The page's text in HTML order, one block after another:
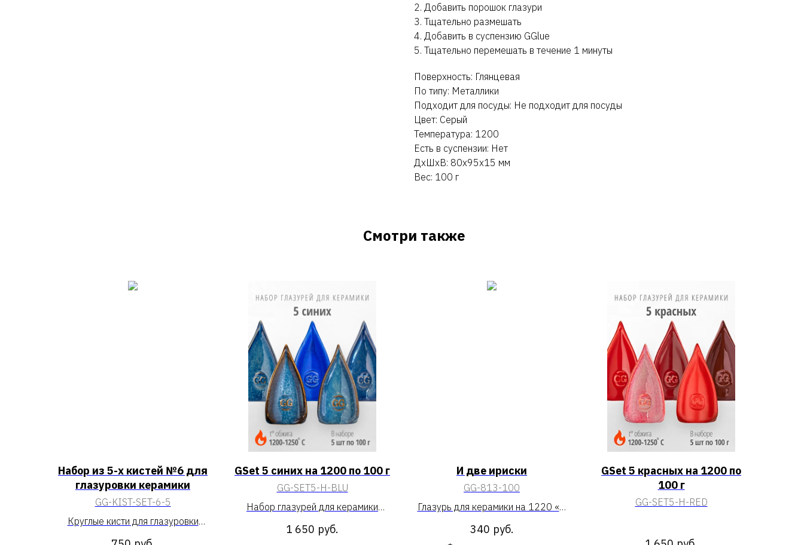
2. Добавить порошок глазури
3. Тщательно размешать
4. Добавить в суспензию GGlue
5. Тщательно перемешать в течение 1 минуты
Поверхность: Глянцевая
По типу: Металлики
Подходит для посуды: Не подходит для посуды
Цвет: Серый
Температура: 1200
Есть в суспензии: Нет
ДxШxВ: 80x95x15 мм
Вес: 100 г
Смотри также
Набор из 5-х кистей №6 для
глазуровки керамики
GG-KIST-SET-6-5
Круглые кисти для глазуровки
керамики из натурального волоса
GSet 5 синих на 1200 по 100 г
GG-SET5-H-BLU
Набор глазурей для керамики
«GSet 5 синих на 1200 по 100 г»
1 650 руб.
И две ириски
GG-813-100
Глазурь для керамики на 1220 «И
две ириски»
340 руб.
GSet 5 красных на 1200 по
100 г
GG-SET5-H-RED